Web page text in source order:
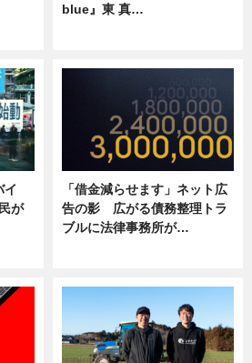
blue』東 真…
イ
が
「借金減らせます」ネット広
告の影 広がる債務整理トラ
ブルに法律事務所が…